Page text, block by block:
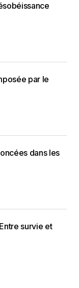
par le
dans les
survie et